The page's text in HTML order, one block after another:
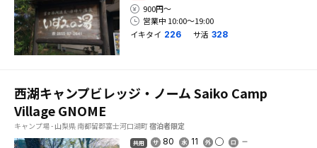
900円〜
営業中 10:00〜19:00
イキタイ 226 サ活 328
西湖キャンプビレッジ・ノーム Saiko Camp
Village GNOME
キャンプ場 - 山梨県 南都留郡富士河口湖町宿泊者限定
共用 80 11